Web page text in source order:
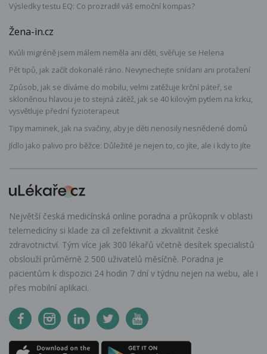
Výsledky testu EQ: Co prozradil váš emoční kompas?
Žena-in.cz
Kvůli migréně jsem málem neměla ani děti, svěřuje se Helena
Pět tipů, jak začít dokonalé ráno. Nevynechejte snídani ani protažení
Způsob, jak se díváme do mobilu, velmi zatěžuje krční páteř, se
skloněnou hlavou je to stejná zátěž, jak se 40 kilovým pytlem na krku,
vysvětluje přední fyzioterapeut
Tipy maminek, jak na svačiny, aby je děti nenosily nesnědené domů
Jídlo jako palivo pro běžce: Důležité je nejen to, co jíte, ale i kdy to jíte
Největší česká medicínská online poradna a průkopník v oblasti
telemedicíny si klade za cíl zefektivnit a zkvalitnit české
zdravotnictví. Tým více jak 300 lékařů včetně desítek specialistů
obslouží průměrně 2 500 uživatelů měsíčně. Poradna je
pacientům k dispozici 24 hodin 7 dní v týdnu nejen na webu, ale i
přes mobilní aplikaci.